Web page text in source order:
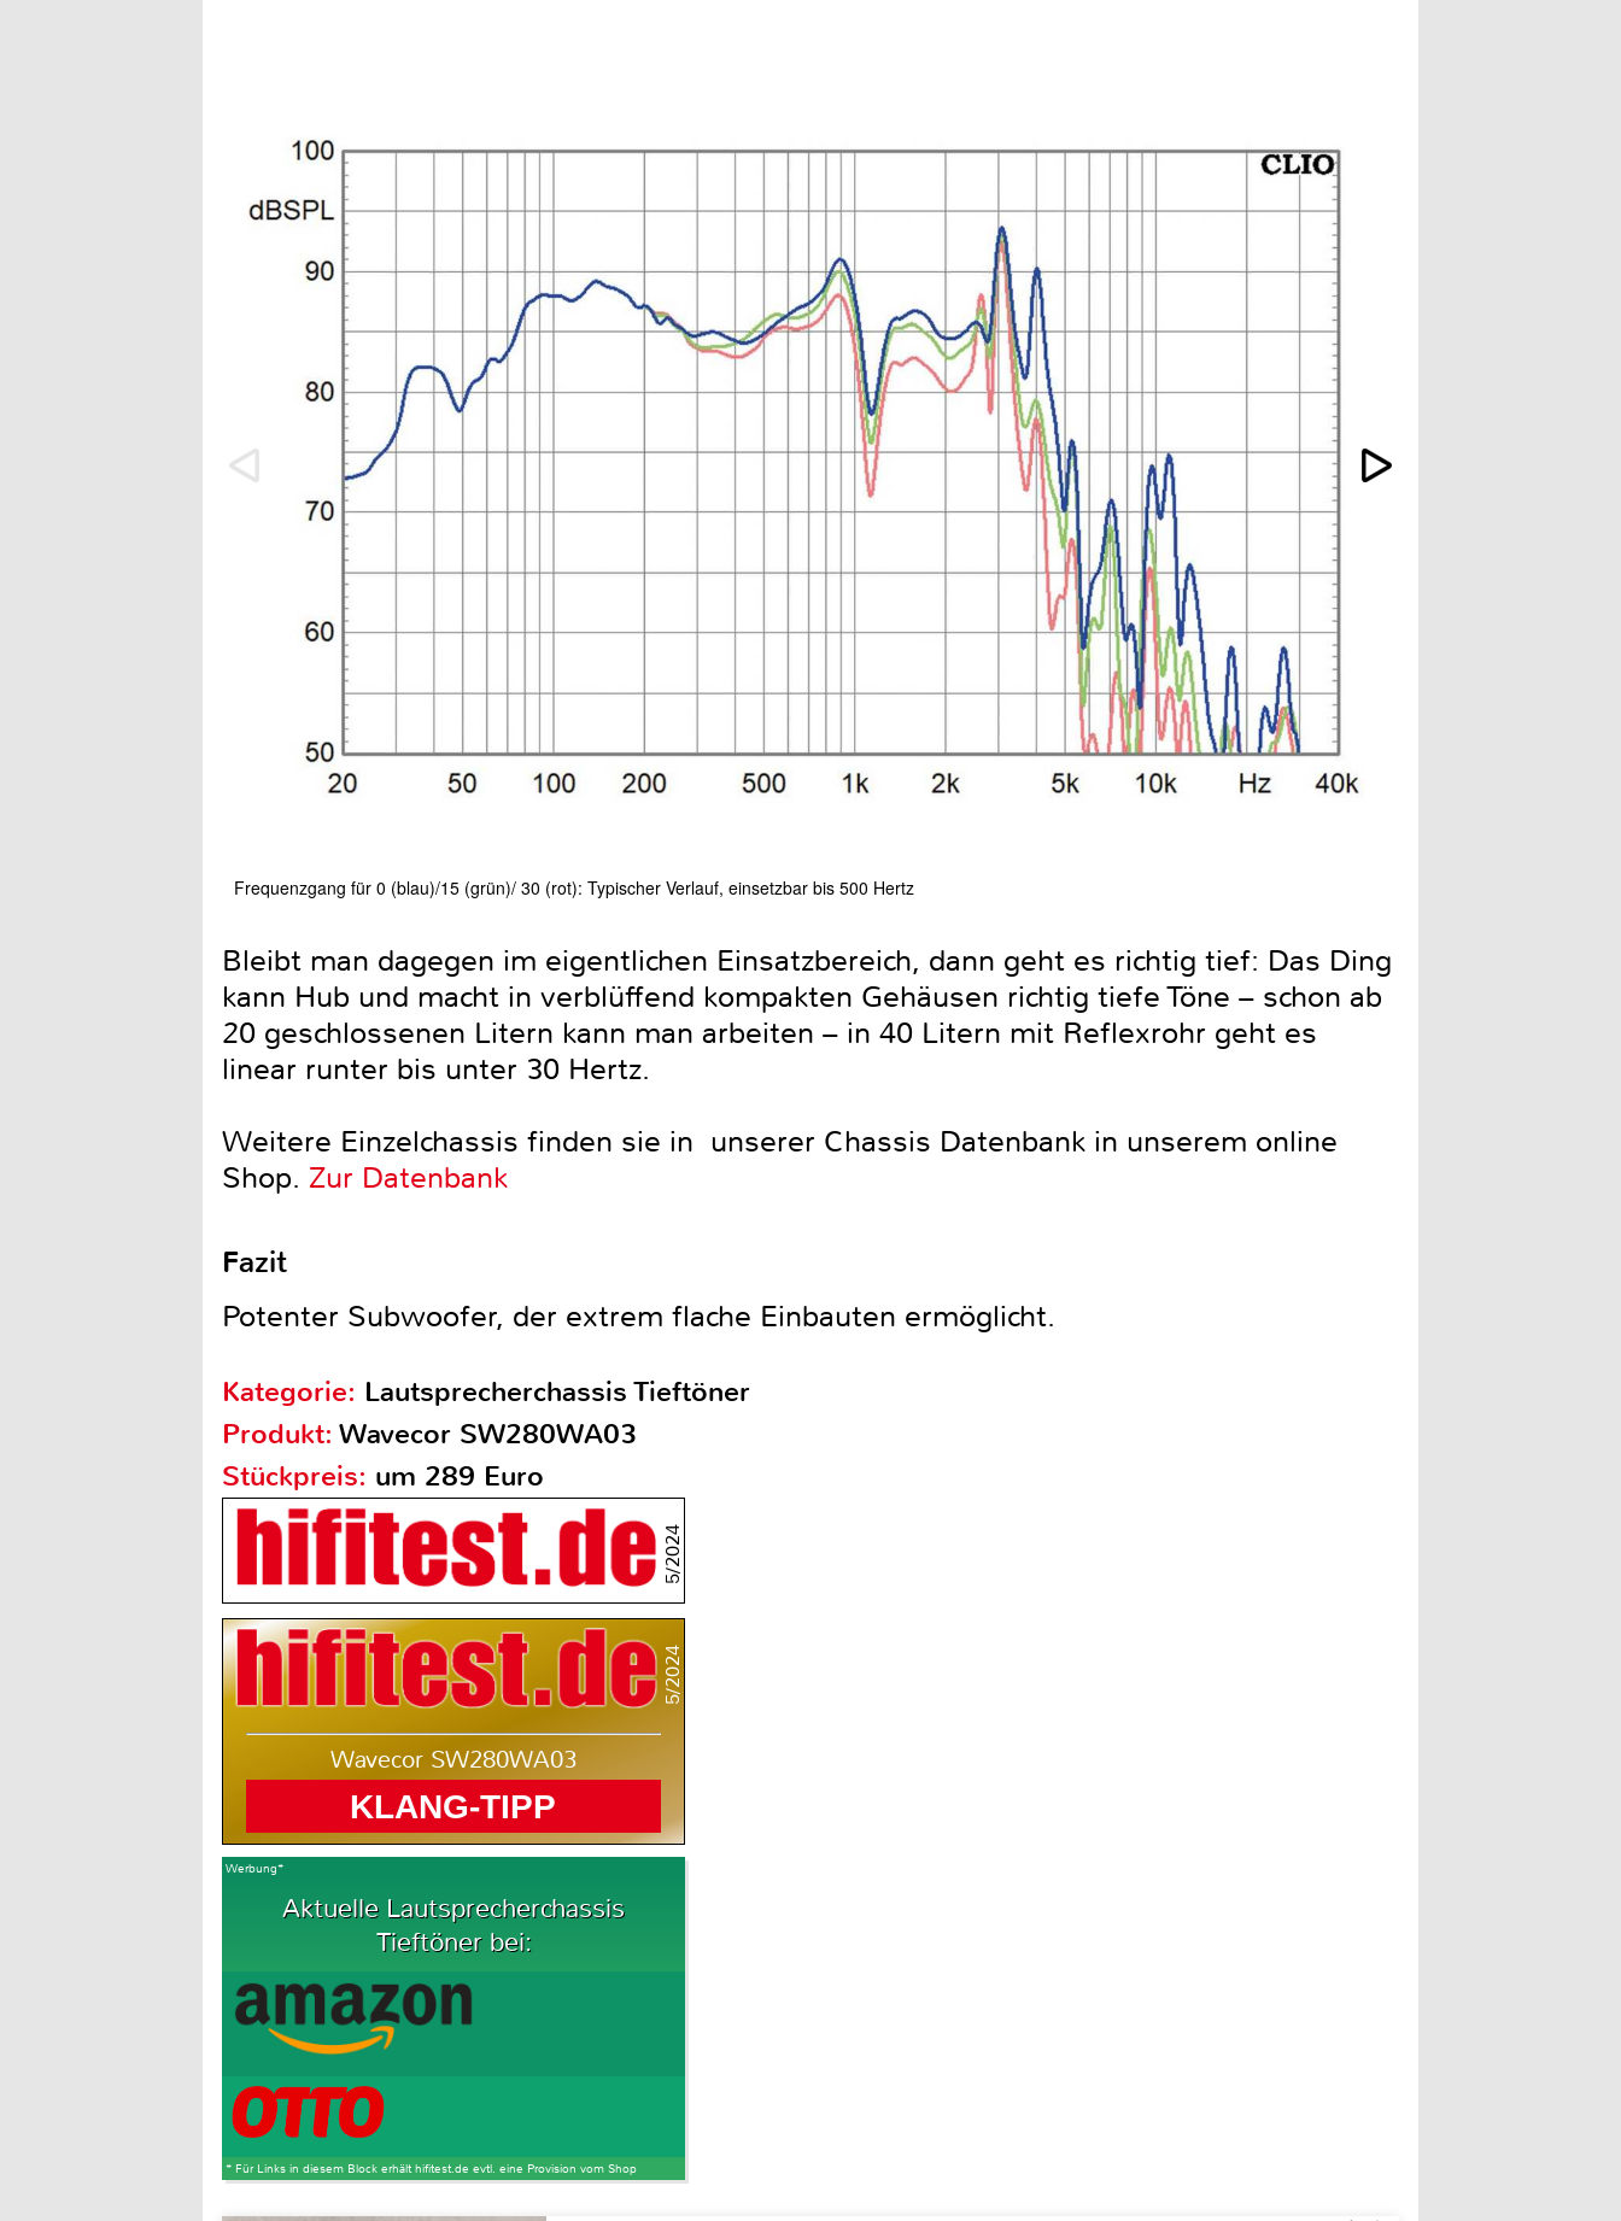
Frequenzgang für 0 (blau)/15 (grün)/ 30 (rot): Typischer Verlauf, einsetzbar bis 500 Hertz
Bleibt man dagegen im eigentlichen Einsatzbereich, dann geht es richtig tief: Das Ding
kann Hub und macht in verblüffend kompakten Gehäusen richtig tiefe Töne – schon ab
20 geschlossenen Litern kann man arbeiten – in 40 Litern mit Reflexrohr geht es
linear runter bis unter 30 Hertz.
Weitere Einzelchassis finden sie in unserer Chassis Datenbank in unserem online
Shop. Zur Datenbank
Fazit
Potenter Subwoofer, der extrem flache Einbauten ermöglicht.
Kategorie: Lautsprecherchassis Tieftöner
Produkt:Wavecor SW280WA03
Stückpreis: um 289 Euro
5/2024
5/2024
Wavecor SW280WA03
KLANG-TIPP
Werbung*
Aktuelle Lautsprecherchassis
Tieftöner bei:
* Für Links in diesem Block erhält hifitest.de evtl. eine Provision vom Shop